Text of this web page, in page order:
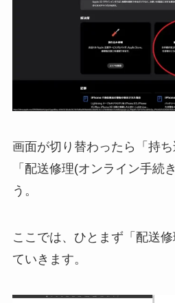
画面が切り替わったら「持
「配送修理(オンライン手続
う。
ここでは、ひとまず「配送
ていきます。